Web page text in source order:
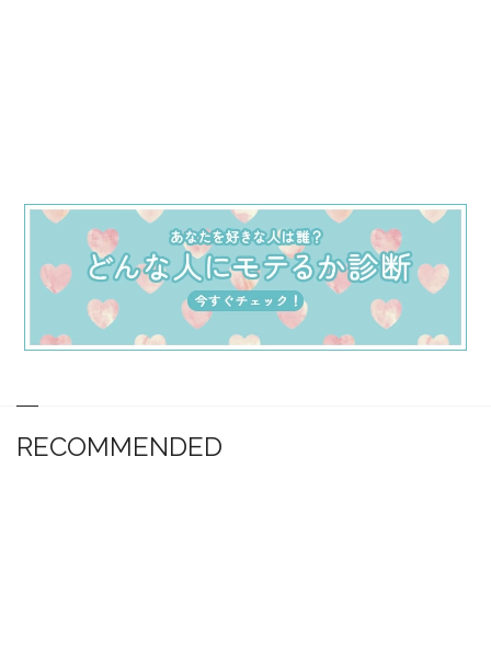
RECOMMENDED